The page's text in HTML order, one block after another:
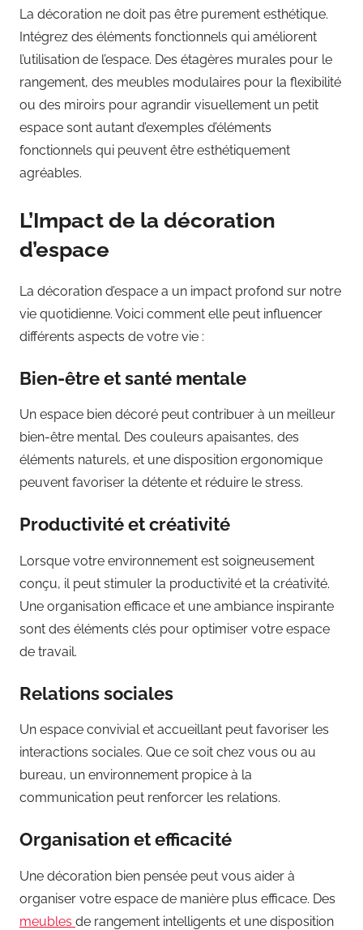
La décoration ne doit pas être purement esthétique.
Intégrez des éléments fonctionnels qui améliorent
l’utilisation de l’espace. Des étagères murales pour le
rangement, des meubles modulaires pour la flexibilité
ou des miroirs pour agrandir visuellement un petit
espace sont autant d’exemples d’éléments
fonctionnels qui peuvent être esthétiquement
agréables.
L’Impact de la décoration
d’espace
La décoration d’espace a un impact profond sur notre
vie quotidienne. Voici comment elle peut influencer
différents aspects de votre vie :
Bien-être et santé mentale
Un espace bien décoré peut contribuer à un meilleur
bien-être mental. Des couleurs apaisantes, des
éléments naturels, et une disposition ergonomique
peuvent favoriser la détente et réduire le stress.
Productivité et créativité
Lorsque votre environnement est soigneusement
conçu, il peut stimuler la productivité et la créativité.
Une organisation efficace et une ambiance inspirante
sont des éléments clés pour optimiser votre espace
de travail.
Relations sociales
Un espace convivial et accueillant peut favoriser les
interactions sociales. Que ce soit chez vous ou au
bureau, un environnement propice à la
communication peut renforcer les relations.
Organisation et efficacité
Une décoration bien pensée peut vous aider à
organiser votre espace de manière plus efficace. Des
meubles de rangement intelligents et une disposition